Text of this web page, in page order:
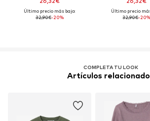
Último precio más bajo:
32,90€-20%
Último precio
32,90€-20%
COMPLETA TU LOOK
Artículos